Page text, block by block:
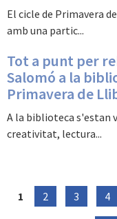
El cicle de Primavera
amb una partic...
Tot a punt per
Salomó a la
Primavera de
A la biblioteca s'estan
creativitat, lectura...
PÀGINES
1 2 3 4